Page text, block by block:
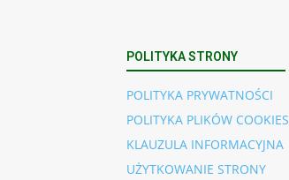
POLITYKA STRONY
POLITYKA PRYWATNOŚCI
POLITYKA PLIKÓW COOKIES
KLAUZULA INFORMACYJNA
UŻYTKOWANIE STRONY